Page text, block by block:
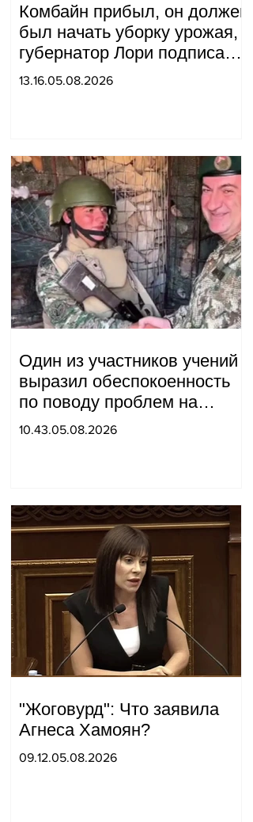
Комбайн прибыл, он должен
был начать уборку урожая,
губернатор Лори подписал
постановление о запрете
13.16.05.08.2026
Один из участников учений
выразил обеспокоенность
по поводу проблем на
одном из постов в Сюнике.
10.43.05.08.2026
"Жоговурд": Что заявила
Агнеса Хамоян?
09.12.05.08.2026